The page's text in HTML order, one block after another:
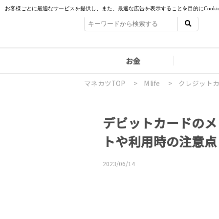
お金
マネカツTOP > M life > クレジット
デビットカードの
トや利用時の注意点
2023/06/14